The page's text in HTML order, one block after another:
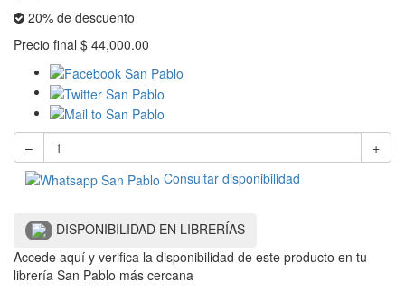
20% de descuento
Precio final $ 44,000.00
–
+
Consultar disponibilidad
DISPONIBILIDAD EN LIBRERÍAS
Accede aquí y verifica la disponibilidad de este producto en tu
librería San Pablo más cercana